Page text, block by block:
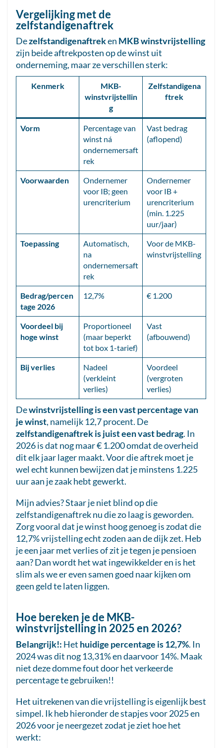
Vergelijking met de
zelfstandigenaftrek
Dezelfstandigenaftreken MKB winstvrijstelling
zijn beide aftrekposten op de winst uit
onderneming, maar ze verschillen sterk:
Kenmerk
MKB-
winstvrijstellin
g
Zelfstandigena
ftrek
Vorm
Percentage van
winst ná
ondernemersaft
rek
Vast bedrag
(aflopend)
Voorwaarden
Ondernemer
voor IB; geen
urencriterium
Ondernemer
voor IB +
urencriterium
(min. 1.225
uur/jaar)
Toepassing
Automatisch,
na
ondernemersaft
rek
Voor de MKB-
winstvrijstelling
Bedrag/percen
tage 2026
12,7% € 1.200
Voordeel bij
hoge winst
Proportioneel
(maar beperkt
tot box 1-tarief)
Vast
(afbouwend)
Bij verlies
Nadeel
(verkleint
verlies)
Voordeel
(vergroten
verlies)
Dewinstvrijstelling is een vast percentage van
je winst, namelijk 12,7 procent. De
zelfstandigenaftrek is juist een vast bedrag. In
2026 is dat nog maar € 1.200 omdat de overheid
dit elk jaar lager maakt. Voor die aftrek moet je
wel echt kunnen bewijzen dat je minstens 1.225
uur aan je zaak hebt gewerkt.
Mijn advies? Staar je niet blind op die
zelfstandigenaftrek nu die zo laag is geworden.
Zorg vooral dat je winst hoog genoeg is zodat die
12,7% vrijstelling echt zoden aan de dijk zet. Heb
je een jaar met verlies of zit je tegen je pensioen
aan? Dan wordt het wat ingewikkelder en is het
slim als we er even samen goed naar kijken om
geen geld te laten liggen.
Hoe bereken je de MKB-
winstvrijstelling in 2025 en 2026?
Belangrijk!: Het huidige percentage is 12,7%. In
2024 was dit nog 13,31% en daarvoor 14%. Maak
niet deze domme fout door het verkeerde
percentage te gebruiken!!
Het uitrekenen van die vrijstelling is eigenlijk best
simpel. Ik heb hieronder de stapjes voor 2025 en
2026 voor je neergezet zodat je ziet hoe het
werkt: